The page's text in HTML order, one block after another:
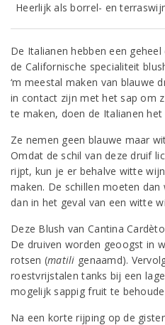
Heerlijk als borrel- en
De Italianen hebben een
de Californische specialiteit
‘m meestal maken van blauwe
in contact zijn met het sap om
te maken, doen de Italianen
Ze nemen geen blauwe maar
Omdat de schil van deze druif
rijpt, kun je er behalve witte
maken. De schillen moeten
dan in het geval van een witte
Deze Blush van Cantina
De druiven worden geoogst in
rotsen (matili genaamd).
roestvrijstalen tanks bij een
mogelijk sappig fruit te
Na een korte rijping op de